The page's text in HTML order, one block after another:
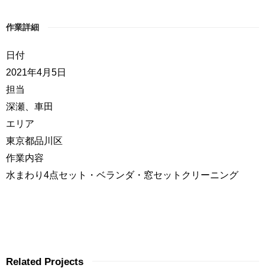
作業詳細
日付
2021年4月5日
担当
深瀬、車田
エリア
東京都品川区
作業内容
水まわり4点セット・ベランダ・窓セットクリーニング
Related Projects